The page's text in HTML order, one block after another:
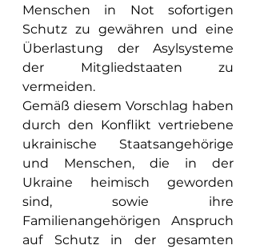
Menschen in Not sofortigen
Schutz zu gewähren und eine
Überlastung der Asylsysteme
der Mitgliedstaaten zu
vermeiden.
Gemäß diesem Vorschlag haben
durch den Konflikt vertriebene
ukrainische Staatsangehörige
und Menschen, die in der
Ukraine heimisch geworden
sind, sowie ihre
Familienangehörigen Anspruch
auf Schutz in der gesamten